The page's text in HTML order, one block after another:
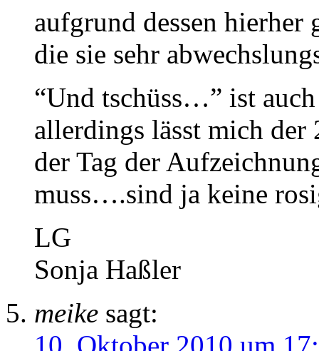
aufgrund dessen
die sie sehr
“Und tschüss…” ist
allerdings lässt mich der
der Tag der
muss….sind ja keine
LG
Sonja Haßler
meike sagt: